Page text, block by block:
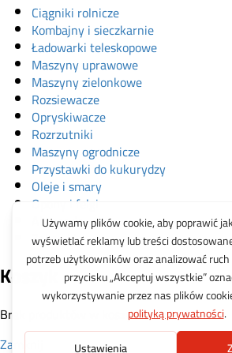
Ciągniki rolnicze
Kombajny i sieczkarnie
Ładowarki teleskopowe
Maszyny uprawowe
Maszyny zielonkowe
Rozsiewacze
Opryskiwacze
Rozrzutniki
Maszyny ogrodnicze
Przystawki do kukurydzy
Oleje i smary
Opony i felgi
Akcesoria
Zabawki
Koszyk
Brak produktów w koszyku.
Zamknij